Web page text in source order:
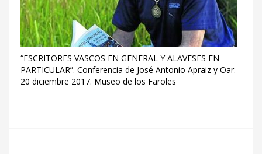
“ESCRITORES VASCOS EN GENERAL Y ALAVESES EN
PARTICULAR”. Conferencia de José Antonio Apraiz y Oar.
20 diciembre 2017. Museo de los Faroles